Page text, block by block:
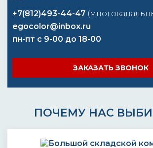
+7(812)493-44-47
egocolor@inbox.ru
пн-пт с 9-00 до 18-00
ЗАКАЗАТЬ ЗВОНОК
ПОЧЕМУ НАС